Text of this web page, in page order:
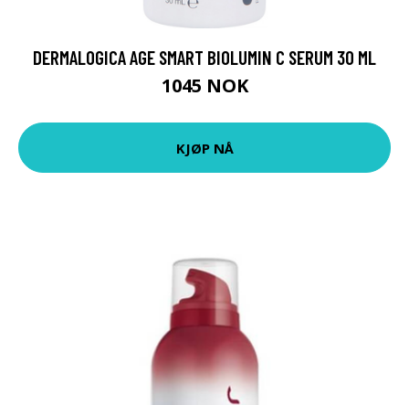
DERMALOGICA AGE SMART BIOLUMIN C SERUM 30 ML
1045 NOK
KJØP NÅ